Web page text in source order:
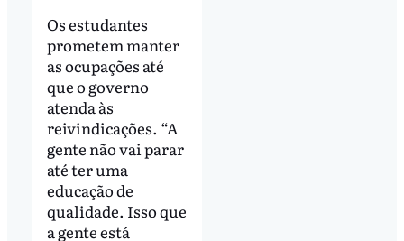
Os estudantes
prometem manter
as ocupações até
que o governo
atenda às
reivindicações. “A
gente não vai parar
até ter uma
educação de
qualidade. Isso que
a gente está